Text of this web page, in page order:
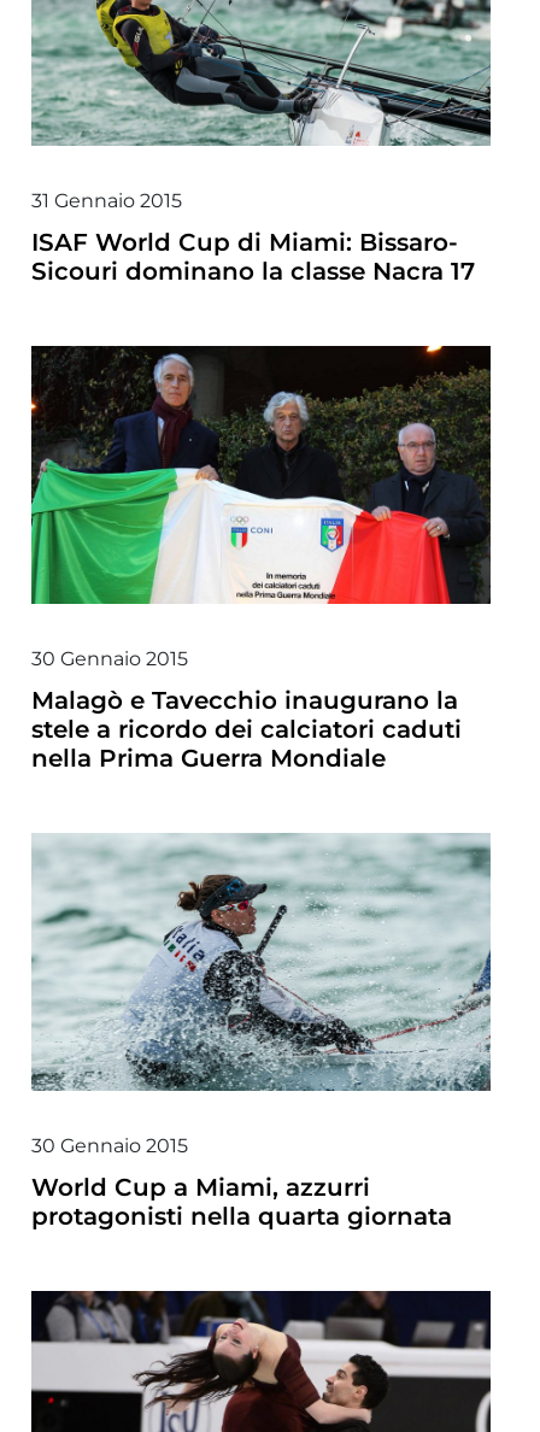
31 Gennaio 2015
ISAF World Cup di Miami: Bissaro-
Sicouri dominano la classe Nacra 17
30 Gennaio 2015
Malagò e Tavecchio inaugurano la
stele a ricordo dei calciatori caduti
nella Prima Guerra Mondiale
30 Gennaio 2015
World Cup a Miami, azzurri
protagonisti nella quarta giornata